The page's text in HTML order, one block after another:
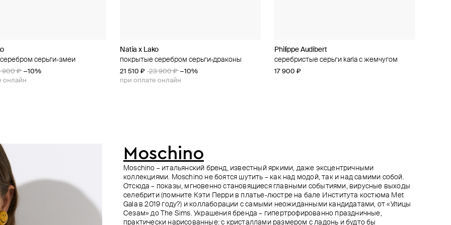
серьги-змеи
900 ₽ −10%
онлайн
Natia x Lako
покрытые серебром серьги-драконы
21 510 ₽ 23 900 ₽ −10%
при оплате онлайн
Philippe Audibert
серебристые серьги karla с жемчугом
17 900 ₽
из серебра kindness
Holy Silver
пусеты из серебра с кубическим
цирконием
21 150 ₽ 23 500 ₽ −10%
Philippe Audibert
серебристые клипсы assya
16 470 ₽
Studio
серьги с кристаллами и
жемчугом, pearly octagon
900 ₽ −20%
Phenomenal Studio
серьги с кристальным жемчугом, pearly
iceberg
15 120 ₽ 18 900 ₽ −20%
Philippe Audibert
браслет hazel с серебряным покрытием с
кристаллами
с серебряным покрытием
Swarovski
пусеты-цветы ariana grande x swarovski
19 700 ₽
Philippe Audibert
браслет solange с серебряным покрытием
и кристаллами swarovski
Moschino
Moschino – итальянский бренд, известный яркими, даже эксцентричными
коллекциями. Moschino не боятся шутить – как над модой, так и над самими собой.
Отсюда – показы, мгновенно становящиеся главными событиями, вирусные выходы
селебрити (помните Кэти Перри в платье-люстре на бале Института костюма Met
Gala в 2019 году?) и коллаборации с самыми неожиданными кандидатами, от «Улицы
Сезам» до The Sims. Украшения бренда – гипертрофированно праздничные,
практически нарисованные: с кристаллами размером с ладонь и будто бы